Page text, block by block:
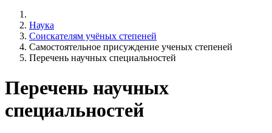
Наука
Соискателям учёных степеней
Самостоятельное присуждение ученых степеней
Перечень научных специальностей
Перечень научных
специальностей